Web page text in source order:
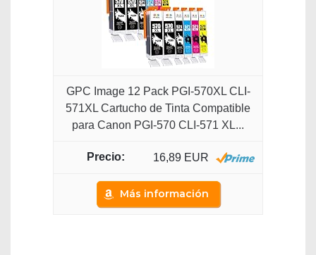
GPC Image 12 Pack PGI-570XL CLI-
571XL Cartucho de Tinta Compatible
para Canon PGI-570 CLI-571 XL...
16,89 EUR
Más información